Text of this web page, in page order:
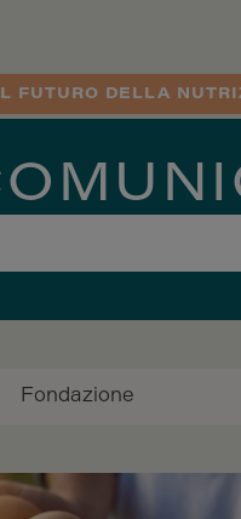
IL FUTURO DELLA
Fondazione